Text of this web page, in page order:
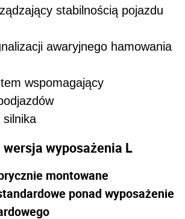
stabilnością pojazdu
awaryjnego hamowania
wspomagający
wyposażenia L
montowane
ponad wyposażenie